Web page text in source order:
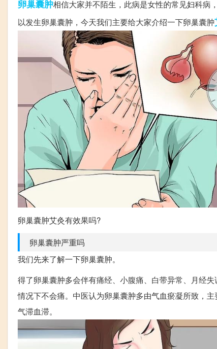
卵巢囊肿相信大家并不陌生，此病是女性的常见妇科病
以发生卵巢囊肿，今天我们主要给大家介绍一下卵巢囊肿
卵巢囊肿艾灸有效果吗?
卵巢囊肿严重吗
我们先来了解一下卵巢囊肿。
得了卵巢囊肿多会伴有痛经、小腹痛、白带异常、月经
情况下不会痛。中医认为卵巢囊肿多由气血瘀凝所致，
气滞血滞。